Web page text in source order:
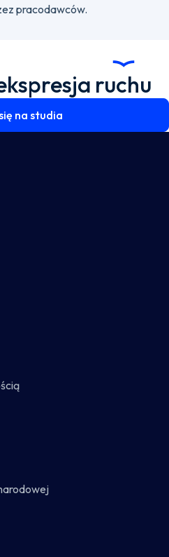
pracodawców.
ruchu
na studia